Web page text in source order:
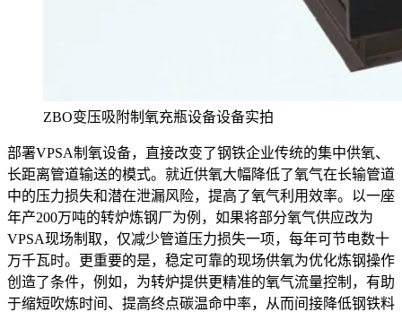
ZBO变压吸附制氧充瓶设备设备实拍
部署VPSA制氧设备，直接改变了钢铁企业传统的集中供氧、
长距离管道输送的模式。就近供氧大幅降低了氧气在长输管道
中的压力损失和潜在泄漏风险，提高了氧气利用效率。以一座
年产200万吨的转炉炼钢厂为例，如果将部分氧气供应改为
VPSA现场制取，仅减少管道压力损失一项，每年可节电数十
万千瓦时。更重要的是，稳定可靠的现场供氧为优化炼钢操作
创造了条件，例如，为转炉提供更精准的氧气流量控制，有助
于缩短吹炼时间、提高终点碳温命中率，从而间接降低钢铁料